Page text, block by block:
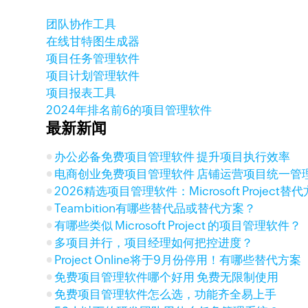
团队协作工具
在线甘特图生成器
项目任务管理软件
项目计划管理软件
项目报表工具
2024年排名前6的项目管理软件
最新新闻
办公必备免费项目管理软件 提升项目执行效率
电商创业免费项目管理软件 店铺运营项目统一管
2026精选项目管理软件：Microsoft Project替代
Teambition有哪些替代品或替代方案？
有哪些类似 Microsoft Project 的项目管理软件？
多项目并行，项目经理如何把控进度？
Project Online将于9月份停用！有哪些替代方案
免费项目管理软件哪个好用 免费无限制使用
免费项目管理软件怎么选，功能齐全易上手